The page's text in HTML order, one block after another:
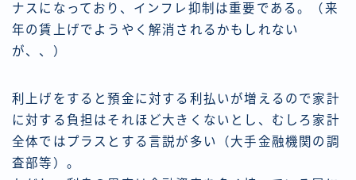
ナスになっており、インフレ抑制は重要である。（来
年の賃上げでようやく解消されるかもしれない
が、、）
利上げをすると預金に対する利払いが増えるので家計
に対する負担はそれほど大きくないとし、むしろ家計
全体ではプラスとする言説が多い（大手金融機関の調
査部等）。